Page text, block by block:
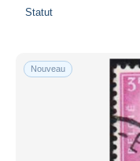
Statut
Nouveau